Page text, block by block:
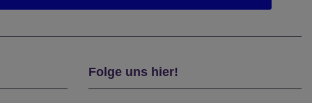
Folge uns hier!